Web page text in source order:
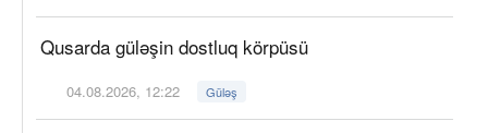
Qusarda güləşin dostluq körpüsü
04.08.2026, 12:22 Güləş